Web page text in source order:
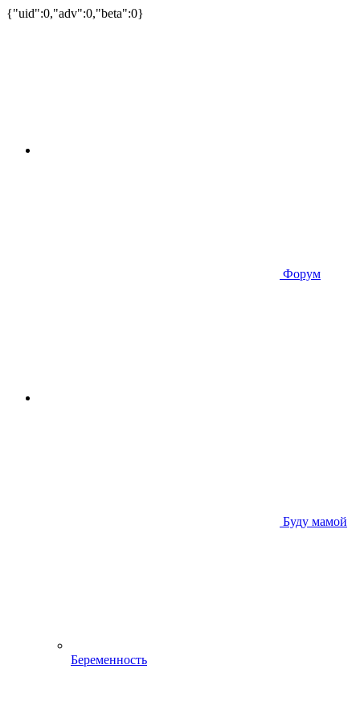
{"uid":0,"adv":0,"beta":0}
Форум
Буду мамой
Беременность